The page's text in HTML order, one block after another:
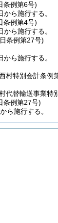
条例第6号)
ら施行する。
条例第4号)
ら施行する。
条例第27号)
ら施行する。
村特別会計条
代替輸送事業特
条例第27号)
ら施行する。